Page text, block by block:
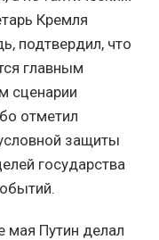
Кремля
подтвердил, что
главным
сценарии
отметил
защиты
государства
мая Путин делал